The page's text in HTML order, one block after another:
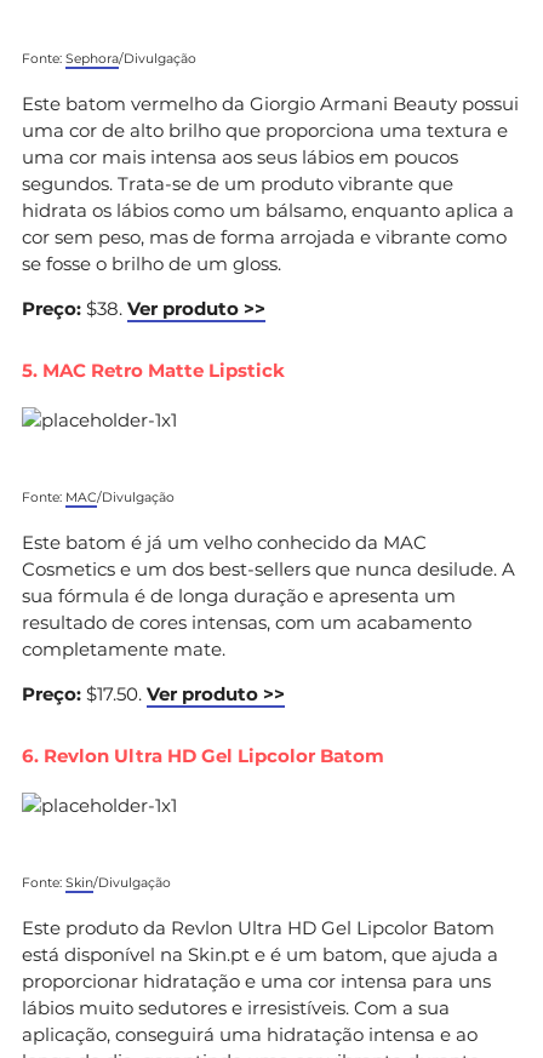
Fonte: Sephora/Divulgação
Este batom vermelho da Giorgio Armani Beauty possui
uma cor de alto brilho que proporciona uma textura e
uma cor mais intensa aos seus lábios em poucos
segundos. Trata-se de um produto vibrante que
hidrata os lábios como um bálsamo, enquanto aplica a
cor sem peso, mas de forma arrojada e vibrante como
se fosse o brilho de um gloss.
Preço: $38. Ver produto >>
5. MAC Retro Matte Lipstick
Fonte: MAC/Divulgação
Este batom é já um velho conhecido da MAC
Cosmetics e um dos best-sellers que nunca desilude. A
sua fórmula é de longa duração e apresenta um
resultado de cores intensas, com um acabamento
completamente mate.
Preço: $17.50. Ver produto >>
6. Revlon Ultra HD Gel Lipcolor Batom
Fonte: Skin/Divulgação
Este produto da Revlon Ultra HD Gel Lipcolor Batom
está disponível na Skin.pt e é um batom, que ajuda a
proporcionar hidratação e uma cor intensa para uns
lábios muito sedutores e irresistíveis. Com a sua
aplicação, conseguirá uma hidratação intensa e ao